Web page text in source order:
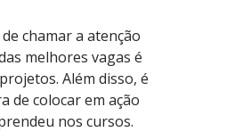
chamar a atenção
melhores vagas é
Além disso, é
de colocar em ação
nos cursos.